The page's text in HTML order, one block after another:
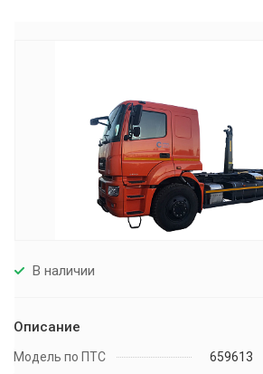
В наличии
Описание
Модель по ПТС
659613